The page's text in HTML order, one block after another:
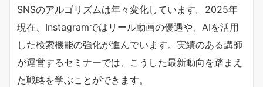
SNSのアルゴリズムは年々変化しています。2025年
現在、Instagramではリール動画の優遇や、AIを活用
した検索機能の強化が進んでいます。実績のある講師
が運営するセミナーでは、こうした最新動向を踏まえ
た戦略を学ぶことができます。